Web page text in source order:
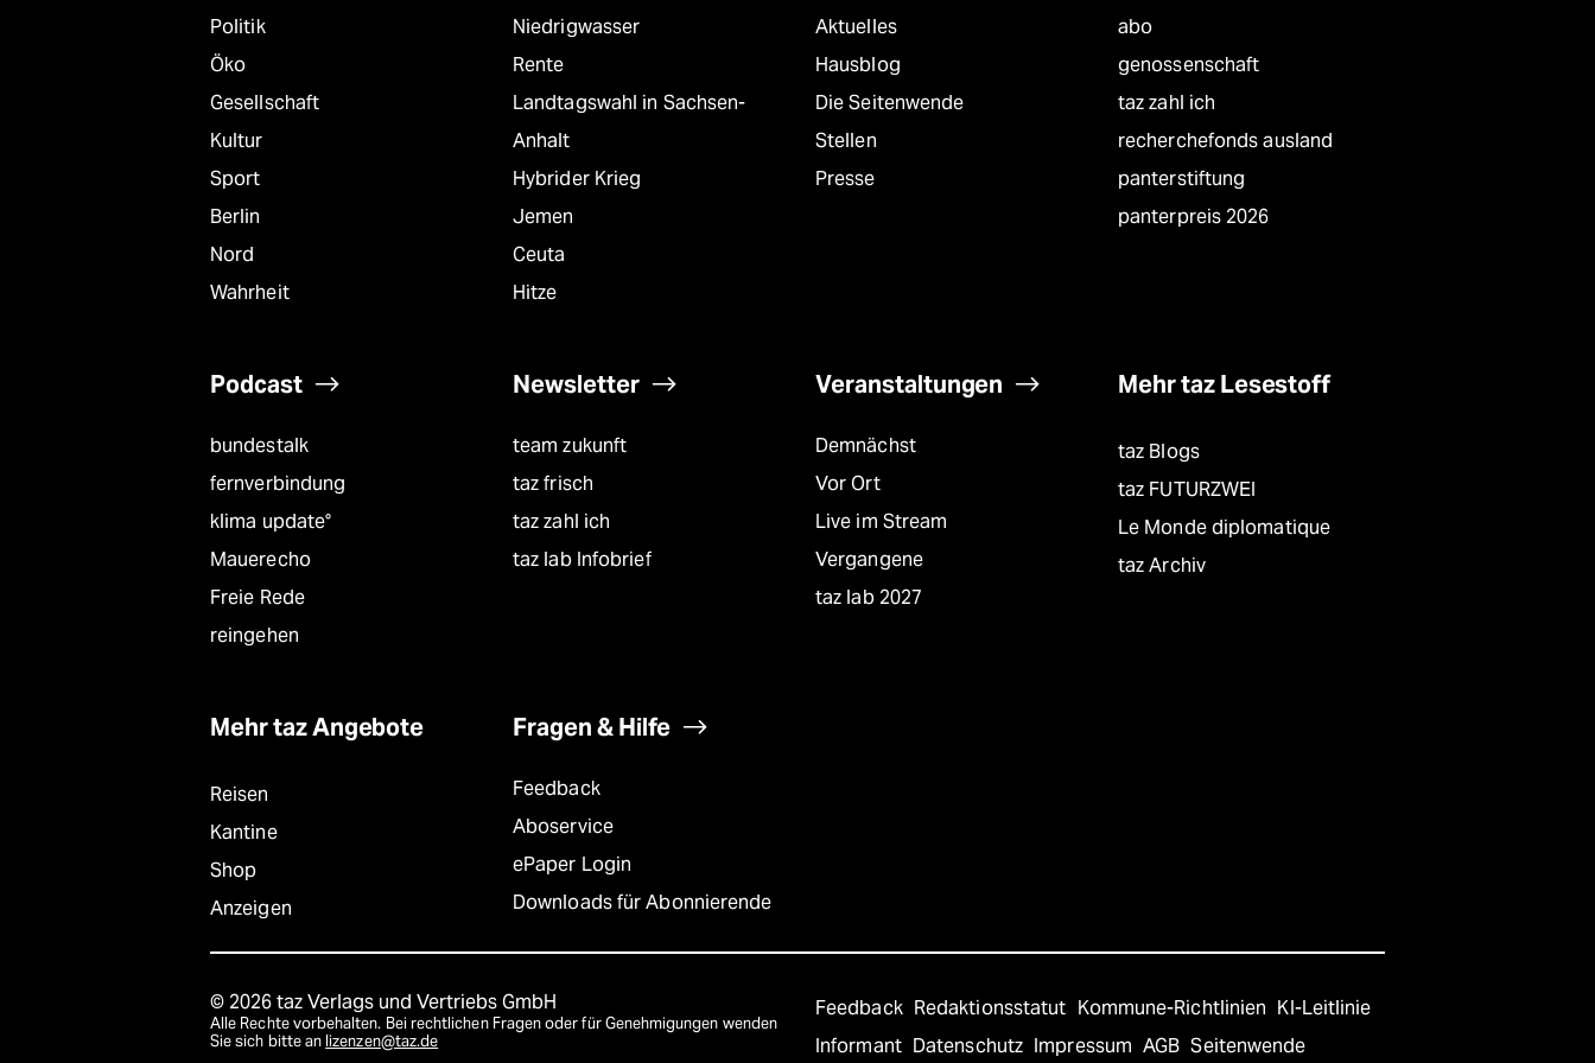
Politik
Öko
Gesellschaft
Kultur
Sport
Berlin
Nord
Wahrheit
Niedrigwasser
Rente
Landtagswahl in Sachsen-
Anhalt
Hybrider Krieg
Jemen
Ceuta
Hitze
Aktuelles
Hausblog
Die Seitenwende
Stellen
Presse
abo
genossenschaft
taz zahl ich
recherchefonds ausland
panterstiftung
panterpreis 2026
Podcast
bundestalk
fernverbindung
klima update°
Mauerecho
Freie Rede
reingehen
Newsletter
team zukunft
taz frisch
taz zahl ich
taz lab Infobrief
Veranstaltungen
Demnächst
Vor Ort
Live im Stream
Vergangene
taz lab 2027
Mehr taz Lesestoff
taz Blogs
taz FUTURZWEI
Le Monde diplomatique
taz Archiv
Mehr taz Angebote
Reisen
Kantine
Shop
Anzeigen
Fragen & Hilfe
Feedback
Aboservice
ePaper Login
Downloads für Abonnierende
© 2026 taz Verlags und Vertriebs GmbH
Alle Rechte vorbehalten. Bei rechtlichen Fragen oder für Genehmigungen wenden
Sie sich bitte an lizenzen@taz.de
Feedback Redaktionsstatut Kommune-Richtlinien KI-Leitlinie
Informant Datenschutz Impressum AGB Seitenwende